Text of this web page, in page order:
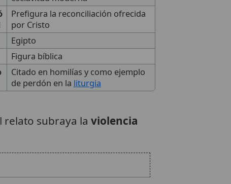
Prefigura la reconciliación ofrecida
por Cristo
Egipto
Figura bíblica
Citado en homilías y como ejemplo
de perdón en la liturgia
relato subraya la violencia